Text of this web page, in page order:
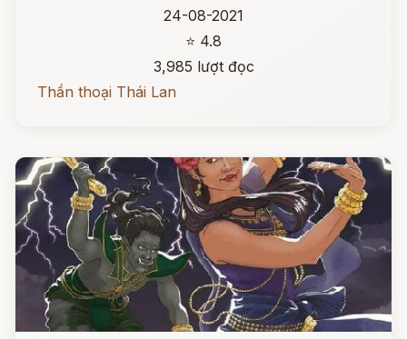
24-08-2021
⭐ 4.8
3,985 lượt đọc
Thần thoại Thái Lan